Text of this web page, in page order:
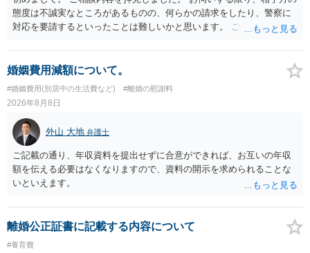
態度は不誠実なところがあるものの、何らかの請求をしたり、警察に
対応を要請するといったことは難しいかと思います。 ご参考になれば
婚姻費用減額について。
#婚姻費用(別居中の生活費など) #離婚の慰謝料
2026年8月8日
外山 大地 弁護士
ご記載の通り、年収資料を提出せずに合意ができれば、お互いの年収
額を伝える必要はなくなりますので、資料の開示を求められることな
いといえます。
離婚公正証書に記載する内容について
#養育費